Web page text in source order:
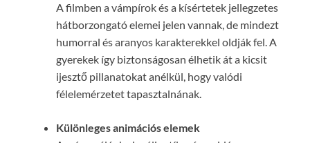
A filmben a vámpírok és a kísértetek jellegzetes
hátborzongató elemei jelen vannak, de mindezt
humorral és aranyos karakterekkel oldják fel. A
gyerekek így biztonságosan élhetik át a kicsit
ijesztő pillanatokat anélkül, hogy valódi
félelemérzetet tapasztalnának.
Különleges animációs elemek